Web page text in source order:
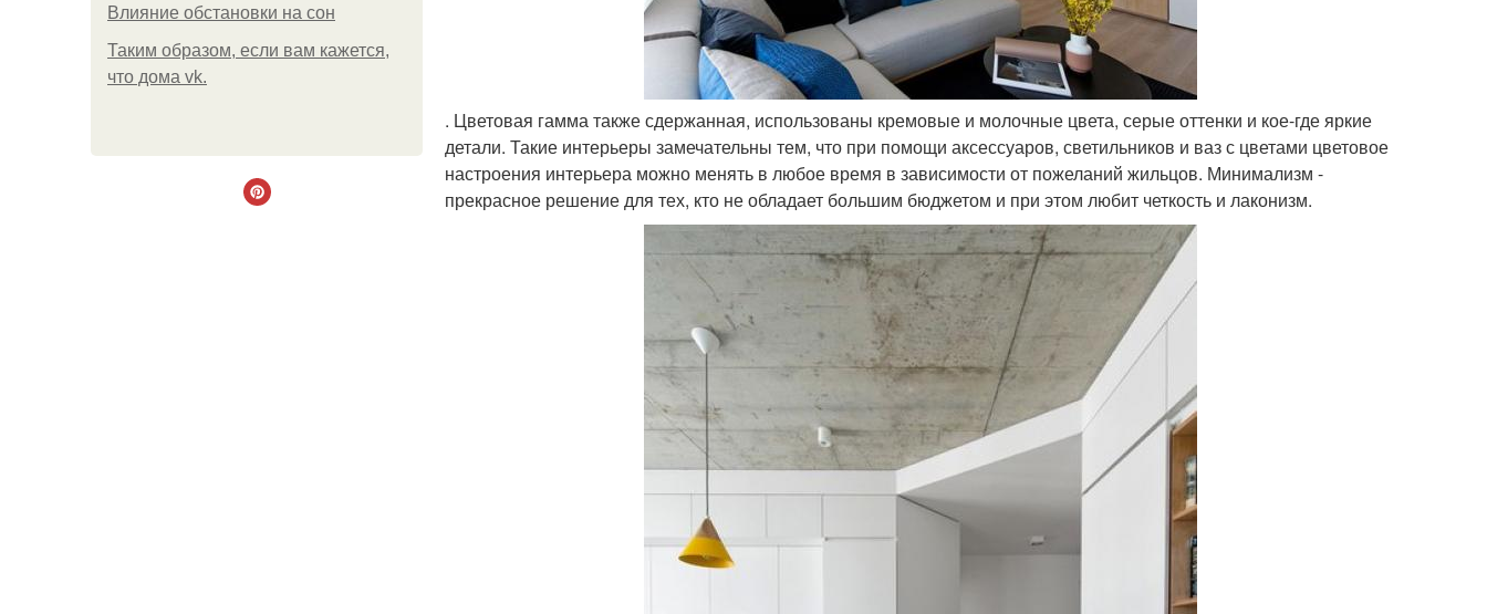
Влияние обстановки на сон
Таким образом, если вам кажется,
что дома vk.
. Цветовая гамма также сдержанная, использованы кремовые и молочные цвета, серые оттенки и кое-где яркие
детали. Такие интерьеры замечательны тем, что при помощи аксессуаров, светильников и ваз с цветами цветовое
настроения интерьера можно менять в любое время в зависимости от пожеланий жильцов. Минимализм -
прекрасное решение для тех, кто не обладает большим бюджетом и при этом любит четкость и лаконизм.